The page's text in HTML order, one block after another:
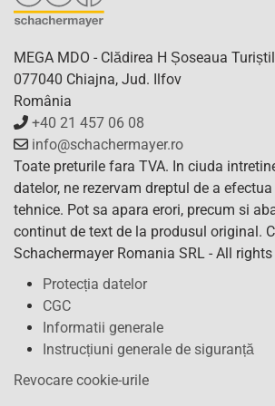
MEGA MDO - Clădirea H Șoseaua
077040 Chiajna, Jud. Ilfov
România
+40 21 457 06 08
info@schachermayer.ro
Toate preturile fara TVA. In ciuda
datelor, ne rezervam dreptul de a
tehnice. Pot sa apara erori, precum si
continut de text de la produsul original.
Schachermayer Romania SRL - All rights
Protecția datelor
CGC
Informatii generale
Instrucțiuni generale de siguranță
Revocare cookie-urile